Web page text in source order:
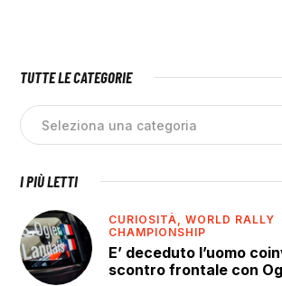
TUTTE LE CATEGORIE
I PIÙ LETTI
CURIOSITÀ,WORLD RALLY
CHAMPIONSHIP
E’ deceduto l’uomo
scontro frontale con